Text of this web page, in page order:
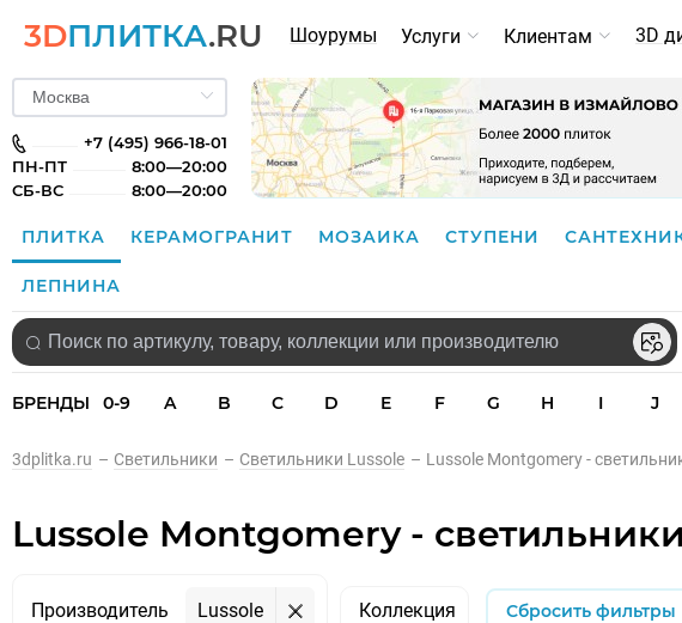
3DПЛИТКА.RU Шоурумы Услуги Клиентам 3D
+7 (495) 966-18-01
ПН-ПТ
8:00—20:00
СБ-ВС
8:00—20:00
ПЛИТКА КЕРАМОГРАНИТ МОЗАИКА СТУПЕНИ
ЛЕПНИНА
БРЕНДЫ 0-9 A B C D E F G H I J
3dplitka.ru – Светильники – Светильники Lussole – Lussole Montgomery -
Lussole Montgomery -
Производитель Lussole Коллекция Сбросить фильтры